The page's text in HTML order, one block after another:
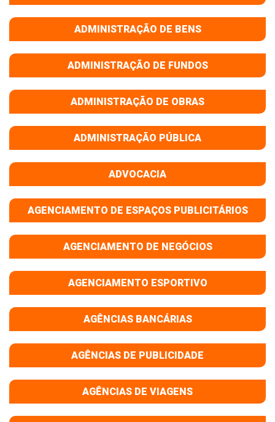
ADMINISTRAÇÃO DE BENS
ADMINISTRAÇÃO DE FUNDOS
ADMINISTRAÇÃO DE OBRAS
ADMINISTRAÇÃO PÚBLICA
ADVOCACIA
AGENCIAMENTO DE ESPAÇOS PUBLICITÁRIOS
AGENCIAMENTO DE NEGÓCIOS
AGENCIAMENTO ESPORTIVO
AGÊNCIAS BANCÁRIAS
AGÊNCIAS DE PUBLICIDADE
AGÊNCIAS DE VIAGENS